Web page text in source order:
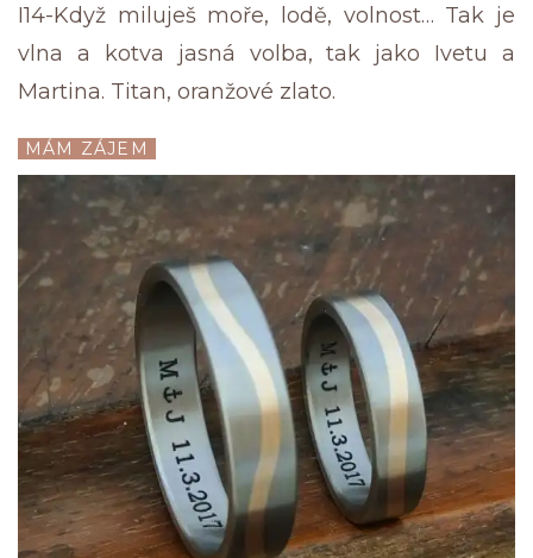
I14-Když miluješ moře, lodě, volnost… Tak je
vlna a kotva jasná volba, tak jako Ivetu a
Martina. Titan, oranžové zlato.
MÁM ZÁJEM